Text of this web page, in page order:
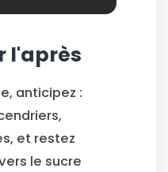
l'après
anticipez :
et restez
le sucre